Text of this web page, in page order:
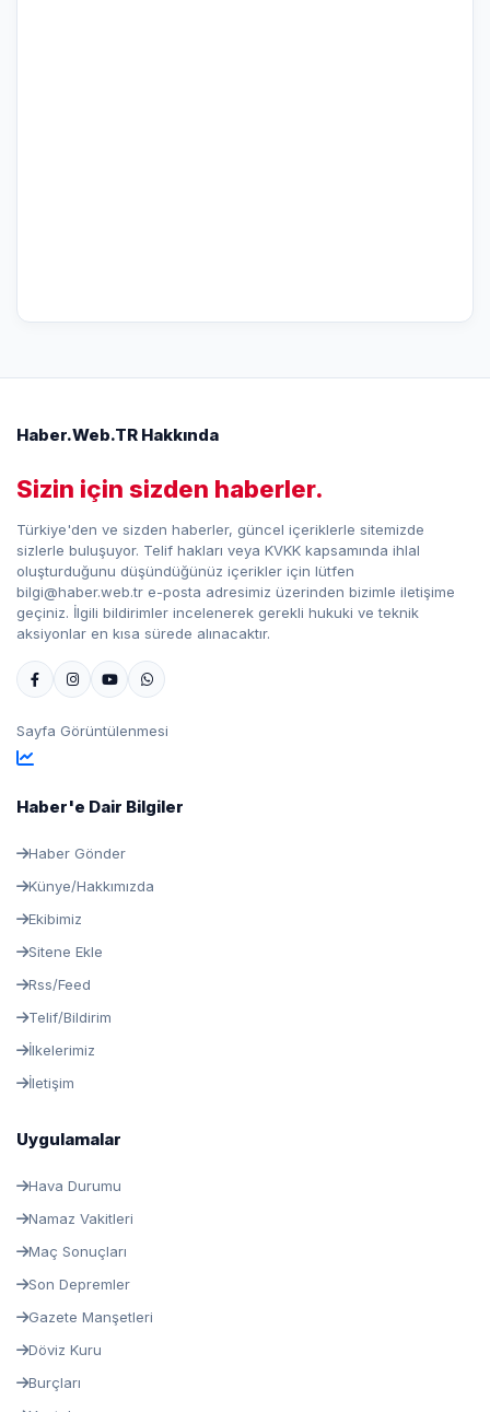
Haber.Web.TR Hakkında
Sizin için sizden haberler.
Türkiye'den ve sizden haberler, güncel içeriklerle sitemizde
sizlerle buluşuyor. Telif hakları veya KVKK kapsamında ihlal
oluşturduğunu düşündüğünüz içerikler için lütfen
bilgi@haber.web.tr e-posta adresimiz üzerinden bizimle iletişime
geçiniz. İlgili bildirimler incelenerek gerekli hukuki ve teknik
aksiyonlar en kısa sürede alınacaktır.
Sayfa Görüntülenmesi
Haber'e Dair Bilgiler
Haber Gönder
Künye/Hakkımızda
Ekibimiz
Sitene Ekle
Rss/Feed
Telif/Bildirim
İlkelerimiz
İletişim
Uygulamalar
Hava Durumu
Namaz Vakitleri
Maç Sonuçları
Son Depremler
Gazete Manşetleri
Döviz Kuru
Burçları